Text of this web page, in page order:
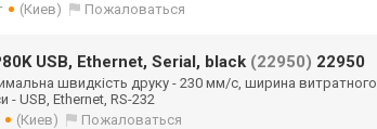
(Киев) Пожаловаться
USB, Ethernet, Serial, black (22950) 22950
швидкість друку - 230 мм/с, ширина витратного
- USB, Ethernet, RS-232
(Киев) Пожаловаться